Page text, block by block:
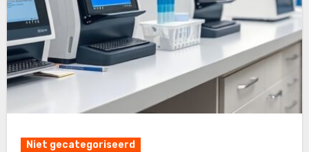
Niet gecategoriseerd